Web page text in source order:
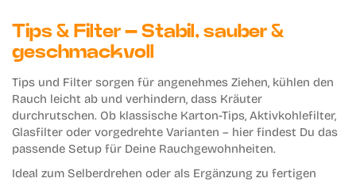
Tips & Filter – Stabil, sauber &
geschmackvoll
Tips und Filter sorgen für angenehmes Ziehen, kühlen den
Rauch leicht ab und verhindern, dass Kräuter
durchrutschen. Ob klassische Karton-Tips, Aktivkohlefilter,
Glasfilter oder vorgedrehte Varianten – hier findest Du das
passende Setup für Deine Rauchgewohnheiten.
Ideal zum Selberdrehen oder als Ergänzung zu fertigen